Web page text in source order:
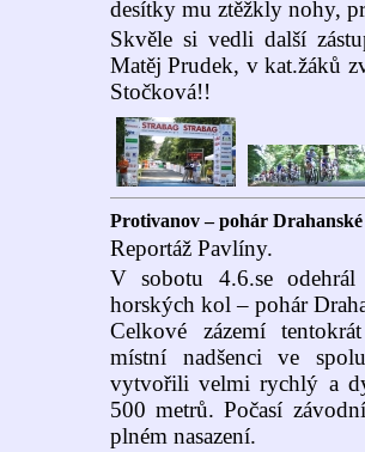
desítky mu ztěžkly nohy,
Skvěle si vedli další
Matěj Prudek, v kat.žáků
Stočková!!
Protivanov – pohár
Reportáž Pavlíny.
V sobotu 4.6.se
horských kol – pohár
Celkové zázemí
místní nadšenci ve
vytvořili velmi rychlý a
500 metrů. Počasí
plném nasazení.